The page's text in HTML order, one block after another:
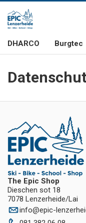
DHARCO Burgtec
The Epic Shop
Dieschen sot 18
7078 Lenzerheide/Lai
info@epic-